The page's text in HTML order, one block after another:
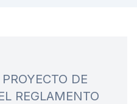
DE
REGLAMENTO